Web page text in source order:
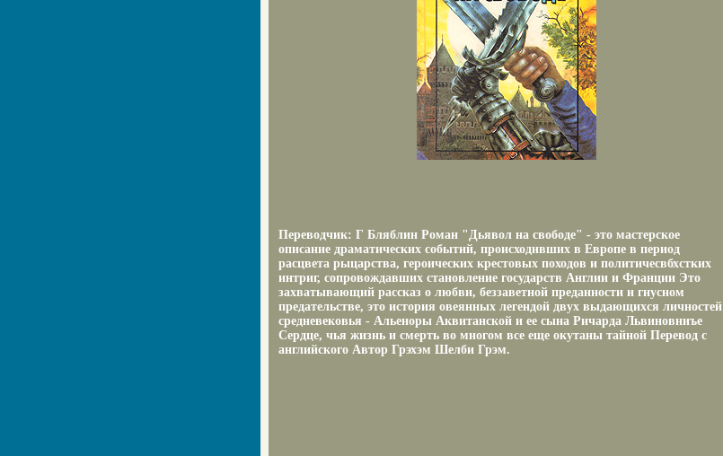
Переводчик: Г Бляблин Роман "Дьявол на свободе" - это мастерское
описание драматических событий, происходивших в Европе в период
расцвета рыцарства, героических крестовых походов и политичесвбхстких
интриг, сопровождавших становление государств Англии и Франции Это
захватывающий рассказ о любви, беззаветной преданности и гнусном
предательстве, это история овеянных легендой двух выдающихся личностей
средневековья - Альеноры Аквитанской и ее сына Ричарда Львиновниъе
Сердце, чья жизнь и смерть во многом все еще окутаны тайной Перевод с
английского Автор Грэхэм Шелби Грэм.